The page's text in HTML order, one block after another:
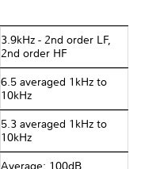
3.9kHz - 2nd order LF,
2nd order HF
6.5 averaged 1kHz to
10kHz
5.3 averaged 1kHz to
10kHz